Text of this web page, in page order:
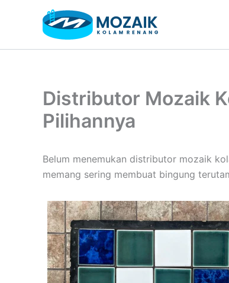
Distributor Mozaik
Pilihannya
Belum menemukan distributor mozaik
memang sering membuat bingung